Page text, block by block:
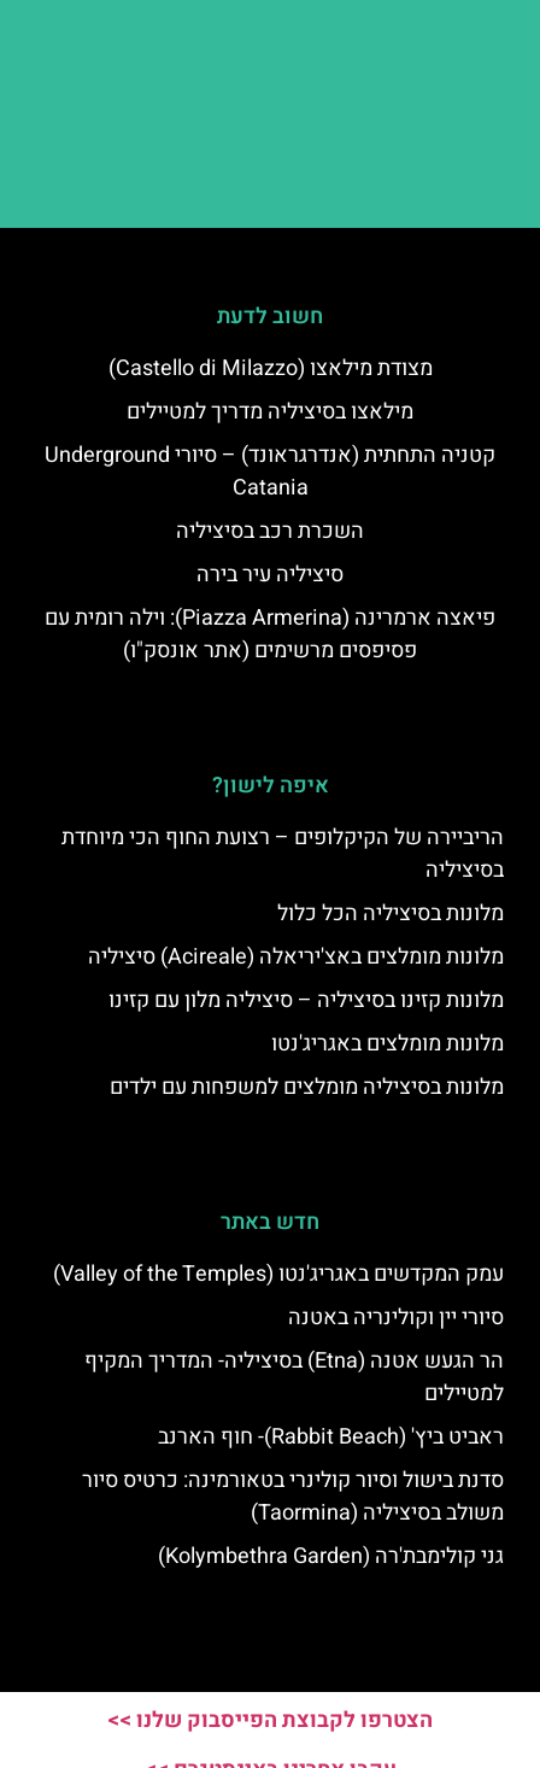
חשוב לדעת
מצודת מילאצו (Castello di Milazzo)
מילאצו בסיציליה מדריך למטיילים
קטניה התחתית (אנדרגראונד) – סיורי Underground
Catania
השכרת רכב בסיציליה
סיציליה עיר בירה
פיאצה ארמרינה (Piazza Armerina): וילה רומית עם
פסיפסים מרשימים (אתר אונסק"ו)
איפה לישון?
הריביירה של הקיקלופים – רצועת החוף הכי מיוחדת
בסיציליה
מלונות בסיציליה הכל כלול
מלונות מומלצים באצ'יריאלה (Acireale) סיציליה
מלונות קזינו בסיציליה – סיציליה מלון עם קזינו
מלונות מומלצים באגריג'נטו
מלונות בסיציליה מומלצים למשפחות עם ילדים
חדש באתר
עמק המקדשים באגריג'נטו (Valley of the Temples)
סיורי יין וקולינריה באטנה
הר הגעש אטנה (Etna) בסיציליה- המדריך המקיף
למטיילים
ראביט ביץ' (Rabbit Beach)- חוף הארנב
סדנת בישול וסיור קולינרי בטאורמינה: כרטיס סיור
משולב בסיציליה (Taormina)
גני קולימבת'רה (Kolymbethra Garden)
הצטרפו לקבוצת הפייסבוק שלנו >>